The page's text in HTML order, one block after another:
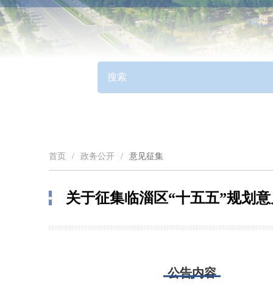
首页 / 政务公开 / 意见征集
关于征集临淄区“十五五”规划
公告内容